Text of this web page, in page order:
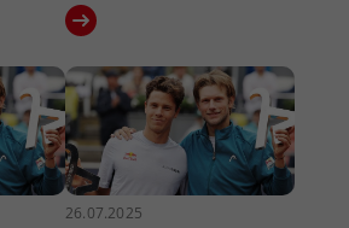
26.07.2025